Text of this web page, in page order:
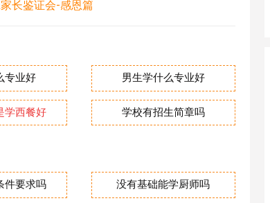
长鉴证会-感恩篇
专业好 男生学什么专业好
学西餐好 学校有招生简章吗
件要求吗 没有基础能学厨师吗